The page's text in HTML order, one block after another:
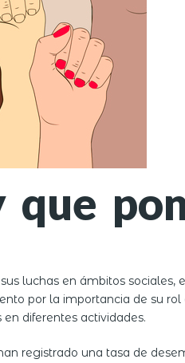
que
luchas en ámbitos sociales,
por la importancia de su
diferentes actividades.
registrado una tasa de